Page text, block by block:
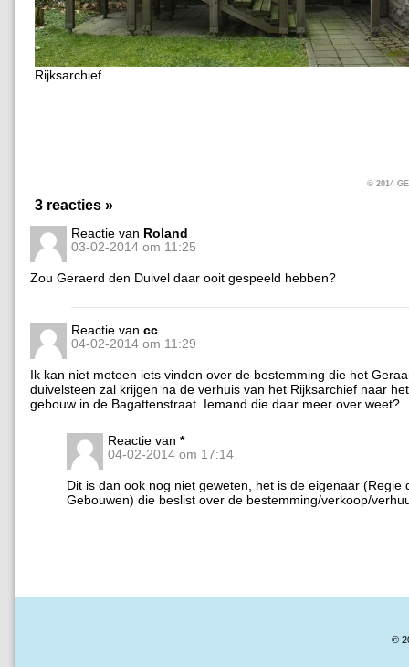
Rijksarchief
© 2014
3 reacties »
Reactie van Roland
03-02-2014 om 11:25
Zou Geraerd den Duivel daar ooit gespeeld hebben?
Reactie van cc
04-02-2014 om 11:29
Ik kan niet meteen iets vinden over de bestemming die het
duivelsteen zal krijgen na de verhuis van het Rijksarchief naar
gebouw in de Bagattenstraat. Iemand die daar meer over weet?
Reactie van *
04-02-2014 om 17:14
Dit is dan ook nog niet geweten, het is de eigenaar (Regie
Gebouwen) die beslist over de bestemming/verkoop/
©